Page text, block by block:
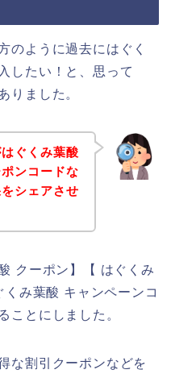
のように過去にはぐく
したい！と、思って
りました。
ぐくみ葉酸
ンコードな
シェアさせ
クーポン】【 はぐくみ
み葉酸 キャンペーンコ
ことにしました。
な割引クーポンなどを